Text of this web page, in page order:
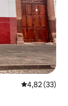
Średnia
4,82 (33)